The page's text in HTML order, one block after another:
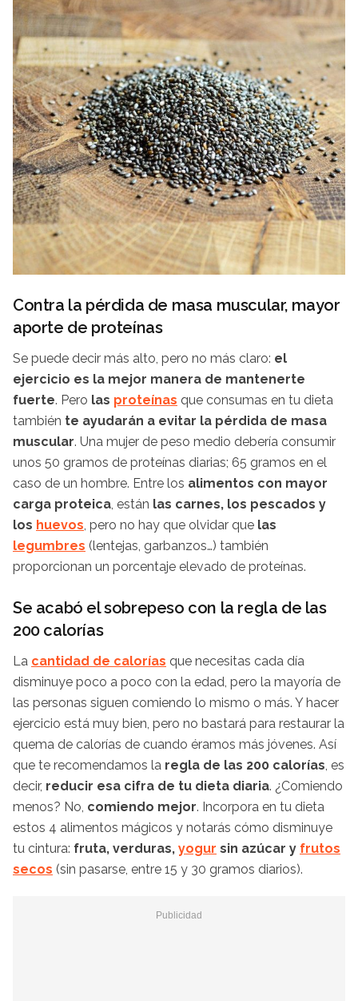
Contra la pérdida de masa muscular, mayor
aporte de proteínas
Se puede decir más alto, pero no más claro: el
ejercicio es la mejor manera de mantenerte
fuerte. Pero las proteínas que consumas en tu dieta
también te ayudarán a evitar la pérdida de masa
muscular. Una mujer de peso medio debería consumir
unos 50 gramos de proteínas diarias; 65 gramos en el
caso de un hombre. Entre los alimentos con mayor
carga proteica, están las carnes, los pescados y
los huevos, pero no hay que olvidar que las
legumbres (lentejas, garbanzos…) también
proporcionan un porcentaje elevado de proteínas.
Se acabó el sobrepeso con la regla de las
200 calorías
La cantidad de calorías que necesitas cada día
disminuye poco a poco con la edad, pero la mayoría de
las personas siguen comiendo lo mismo o más. Y hacer
ejercicio está muy bien, pero no bastará para restaurar la
quema de calorías de cuando éramos más jóvenes. Así
que te recomendamos la regla de las 200 calorías, es
decir, reducir esa cifra de tu dieta diaria. ¿Comiendo
menos? No, comiendo mejor. Incorpora en tu dieta
estos 4 alimentos mágicos y notarás cómo disminuye
tu cintura: fruta, verduras, yogur sin azúcar y frutos
secos (sin pasarse, entre 15 y 30 gramos diarios).